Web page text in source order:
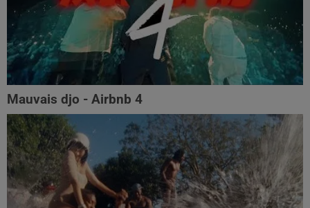
Mauvais djo - Airbnb 4